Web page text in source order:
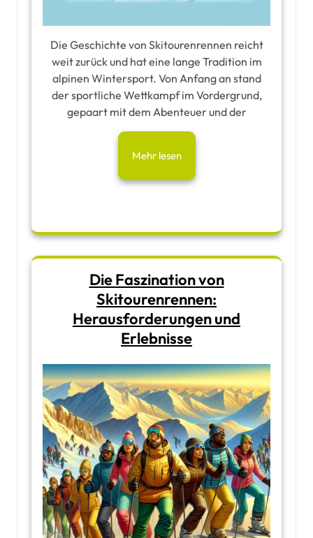
Die Geschichte von Skitourenrennen reicht
weit zurück und hat eine lange Tradition im
alpinen Wintersport. Von Anfang an stand
der sportliche Wettkampf im Vordergrund,
gepaart mit dem Abenteuer und der
Mehr lesen
Die Faszination von
Skitourenrennen:
Herausforderungen und
Erlebnisse